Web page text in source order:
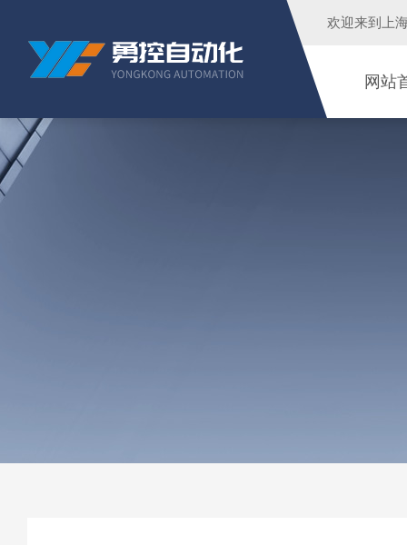
欢迎来到 上
网站